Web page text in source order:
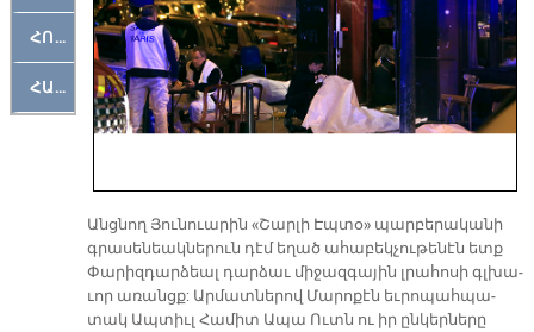
ՀՈԳԵՄՏԱՒՈՐ
ՀԱՐԹԱԿ
Անց­նող Յու­նուա­րին «Շար­լի Էպ­տօ» պար­բե­րա­կա­նի
գրա­սե­նեակ­նե­րուն դէմ ե­ղած ա­հա­բեկ­չու­թե­նէն ետք
Փա­րի­զդար­ձեալ դար­ձաւ մի­ջազ­գա­յին լրա­հո­սի գլխա­
ւոր ա­ռանցք: Ար­մատ­նե­րով Մա­րո­քէն եւ­րո­պահ­պա­
տակ Ապ­տիւլ Հա­միտ Ա­պա Ուտն ու իր ըն­կեր­նե­րը